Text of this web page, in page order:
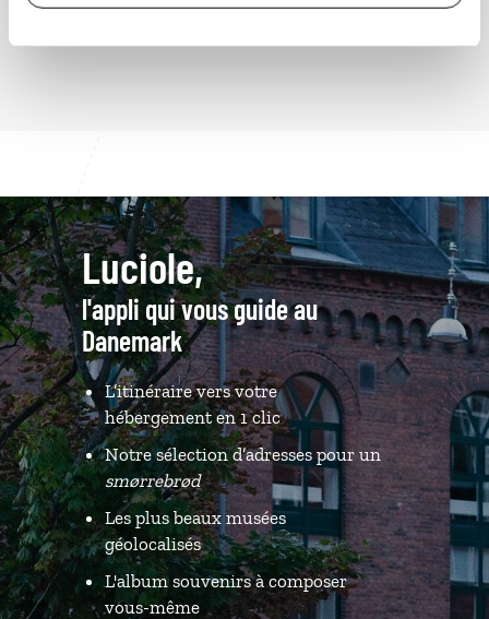
Luciole,
l'appli qui vous guide au
Danemark
L’itinéraire vers votre
hébergement en 1 clic
Notre sélection d’adresses pour un
smørrebrød
Les plus beaux musées
géolocalisés
L'album souvenirs à composer
vous-même